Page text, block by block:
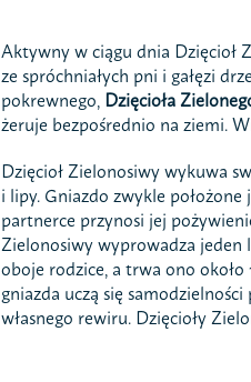
Aktywny w ciągu dnia Dzięcioł
ze spróchniałych pni i gałęzi
pokrewnego, Dzięcioła
żeruje bezpośrednio na ziemi.
Dzięcioł Zielonosiwy wykuwa
i lipy. Gniazdo zwykle
partnerce przynosi jej
Zielonosiwy wyprowadza jeden
oboje rodzice, a trwa ono
gniazda uczą się
własnego rewiru. Dzięcioły